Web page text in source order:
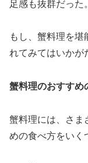
足感も抜群だった。
もし、蟹料理を
れてみてはいかが
蟹料理のおすすめ
蟹料理には、さま
めの食べ方をいく